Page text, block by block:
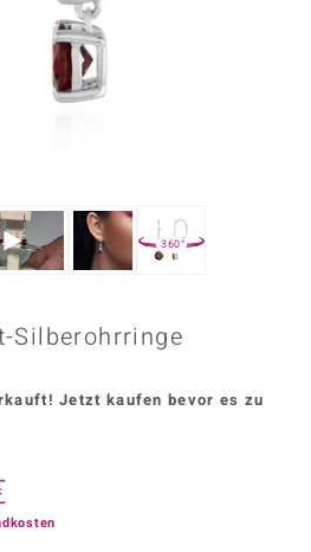
360°
Silberohrringe
Jetzt kaufen bevor es zu